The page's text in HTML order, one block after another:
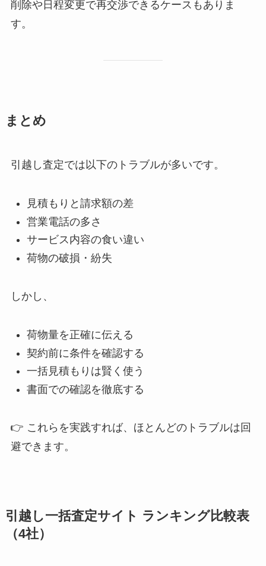
削除や日程変更で再交渉できるケースもありま
す。
まとめ
引越し査定では以下のトラブルが多いです。
見積もりと請求額の差
営業電話の多さ
サービス内容の食い違い
荷物の破損・紛失
しかし、
荷物量を正確に伝える
契約前に条件を確認する
一括見積もりは賢く使う
書面での確認を徹底する
👉 これらを実践すれば、ほとんどのトラブルは回
避できます。
引越し一括査定サイト ランキング比較表
（4社）